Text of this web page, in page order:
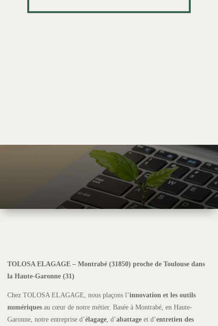
TOLOSA ELAGAGE – Montrabé (31850) proche de Toulouse dans
la Haute-Garonne (31)
Chez TOLOSA ELAGAGE, nous plaçons l’innovation et les outils
numériques au cœur de notre métier. Basée à Montrabé, en Haute-
Garonne, notre entreprise d’élagage , d’abattage et d’entretien des